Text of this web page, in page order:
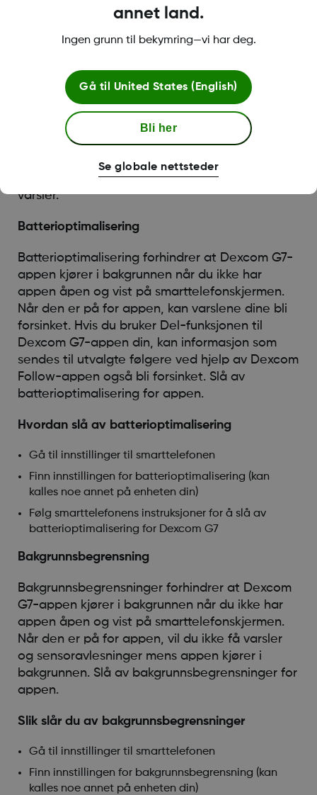
Varsler lar deg motta varsler på smarttelefonen
din. Hvis varsler for Dexcom G7-appen er av, vil
du ikke få varsler.
Slik slår du på varsler
Gå til Innstillinger, velg Dexcom G7, og slå på
varsler.
Batterioptimalisering
Batterioptimalisering forhindrer at Dexcom G7-
appen kjører i bakgrunnen når du ikke har
appen åpen og vist på smarttelefonskjermen.
Når den er på for appen, kan varslene dine bli
forsinket. Hvis du bruker Del-funksjonen til
Dexcom G7-appen din, kan informasjon som
sendes til utvalgte følgere ved hjelp av Dexcom
Follow-appen også bli forsinket. Slå av
batterioptimalisering for appen.
Hvordan slå av batterioptimalisering
Gå til innstillinger til smarttelefonen
Finn innstillingen for batterioptimalisering (kan
kalles noe annet på enheten din)
Følg smarttelefonens instruksjoner for å slå av
batterioptimalisering for Dexcom G7
Bakgrunnsbegrensning
Bakgrunnsbegrensninger forhindrer at Dexcom
G7-appen kjører i bakgrunnen når du ikke har
appen åpen og vist på smarttelefonskjermen.
Når den er på for appen, vil du ikke få varsler
og sensoravlesninger mens appen kjører i
bakgrunnen. Slå av bakgrunnsbegrensninger for
appen.
Slik slår du av bakgrunnsbegrensninger
Gå til innstillinger til smarttelefonen
Finn innstillingen for bakgrunnsbegrensning (kan
kalles noe annet på enheten din)
annet land.
Ingen grunn til bekymring—vi har deg.
Gå til United States (English)
Bli her
Se globale nettsteder